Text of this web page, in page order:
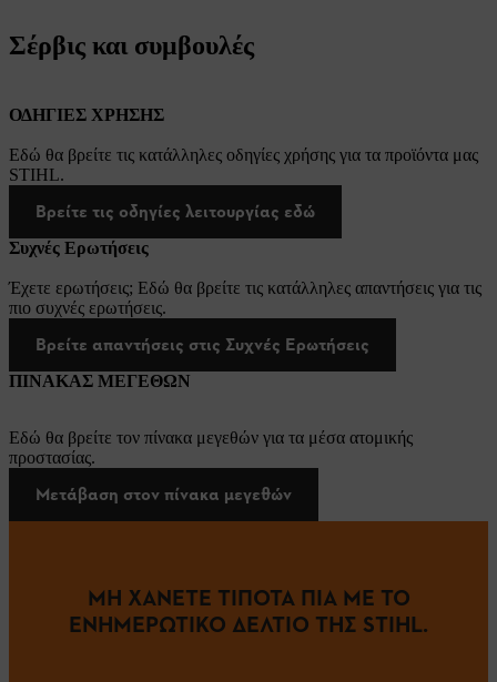
Σέρβις και συμβουλές
ΟΔΗΓΙΕΣ ΧΡΗΣΗΣ
Εδώ θα βρείτε τις κατάλληλες οδηγίες χρήσης για τα προϊόντα μας
STIHL.
Βρείτε τις οδηγίες λειτουργίας εδώ
Συχνές Ερωτήσεις
Έχετε ερωτήσεις; Εδώ θα βρείτε τις κατάλληλες απαντήσεις για τις
πιο συχνές ερωτήσεις.
Βρείτε απαντήσεις στις Συχνές Ερωτήσεις
ΠΙΝΑΚΑΣ ΜΕΓΕΘΩΝ
Εδώ θα βρείτε τον πίνακα μεγεθών για τα μέσα ατομικής
προστασίας.
Μετάβαση στον πίνακα μεγεθών
ΜΗ ΧΑΝΕΤΕ ΤΙΠΟΤΑ ΠΙΑ ΜΕ ΤΟ
ΕΝΗΜΕΡΩΤΙΚΟ ΔΕΛΤΙΟ ΤΗΣ STIHL.